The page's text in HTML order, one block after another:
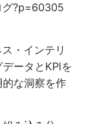
グ?p=60305
・インテリ
ータとKPIを
な洞察を作